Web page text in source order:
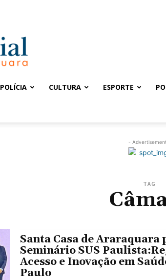
POLÍCIA CULTURA ESPORTE
-
TAG
Santa Casa de
Seminário SUS
Acesso e Inovação em
Paulo